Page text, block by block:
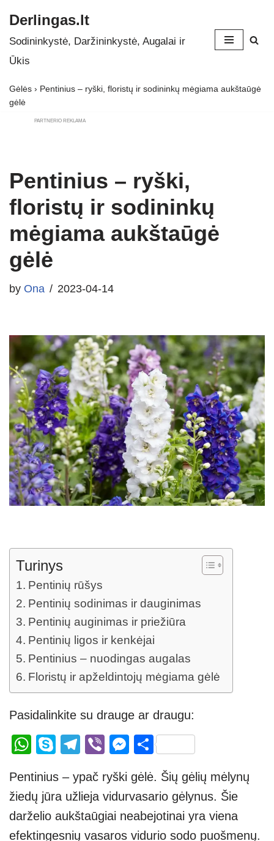
Skip
to
Derlingas.lt
Sodininkystė, Daržininkystė, Augalai ir
Ūkis
Gėlės › Pentinius – ryški, floristų ir sodininkų mėgiama aukštaūgė
gėlė
PARTNERIO REKLAMA
Pentinius – ryški,
floristų ir sodininkų
mėgiama aukštaūgė
gėlė
by Ona 2023-04-14
Turinys
Pentinių rūšys
Pentinių sodinimas ir dauginimas
Pentinių auginimas ir priežiūra
Pentinių ligos ir kenkėjai
Pentinius – nuodingas augalas
Floristų ir apželdintojų mėgiama gėlė
Pasidalinkite su drauge ar draugu:
W
at
s
A
S
p
e
T
e
gr
a
Vi
er
M
ss
e
n
S
ar
e
Pentinius – ypač ryški gėlė. Šių gėlių mėlynų
žiedų jūra užlieja vidurvasario gėlynus. Šie
darželio aukštaūgiai neabejotinai yra viena
efektingesnių vasaros vidurio sodo puošmenų.